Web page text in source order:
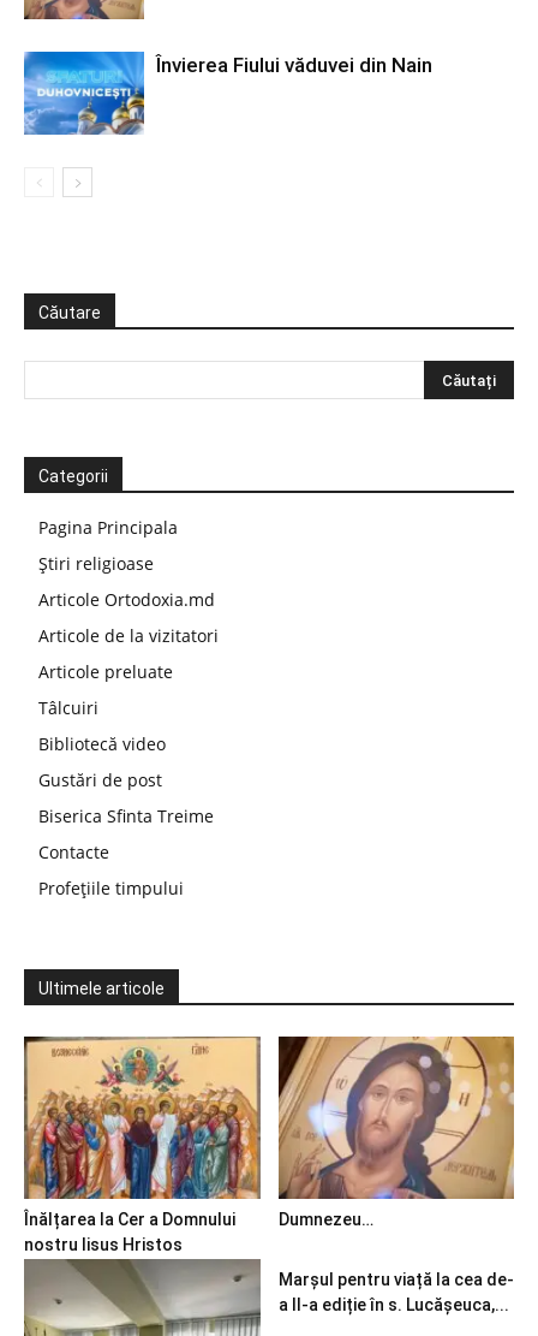
Învierea Fiului văduvei din Nain
Căutare
Categorii
Pagina Principala
Știri religioase
Articole Ortodoxia.md
Articole de la vizitatori
Articole preluate
Tâlcuiri
Bibliotecă video
Gustări de post
Biserica Sfinta Treime
Contacte
Profețiile timpului
Ultimele articole
Înălțarea la Cer a Domnului
nostru Iisus Hristos
Dumnezeu…
Marșul pentru viață la cea de-
a II-a ediție în s. Lucășeuca,...